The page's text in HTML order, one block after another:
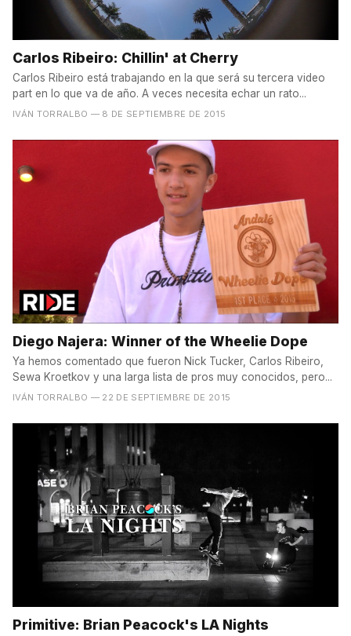
Carlos Ribeiro: Chillin' at Cherry
Carlos Ribeiro está trabajando en la que será su tercera video
part en lo que va de año. A veces necesita echar un rato...
IVÁN TORRALBO — 8 DE SEPTIEMBRE DE 2015
Diego Najera: Winner of the Wheelie Dope
Ya hemos comentado que fueron Nick Tucker, Carlos Ribeiro,
Sewa Kroetkov y una larga lista de pros muy conocidos, pero...
IVÁN TORRALBO — 22 DE SEPTIEMBRE DE 2015
Primitive: Brian Peacock's LA Nights